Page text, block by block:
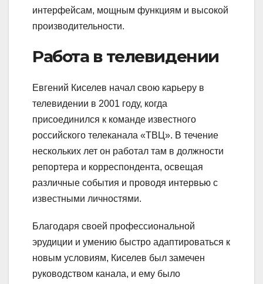
интерфейсам, мощным функциям и высокой
производительности.
Работа в телевидении
Евгений Киселев начал свою карьеру в
телевидении в 2001 году, когда
присоединился к команде известного
российского телеканала «ТВЦ». В течение
нескольких лет он работал там в должности
репортера и корреспондента, освещая
различные события и проводя интервью с
известными личностями.
Благодаря своей профессиональной
эрудиции и умению быстро адаптироваться к
новым условиям, Киселев был замечен
руководством канала, и ему было